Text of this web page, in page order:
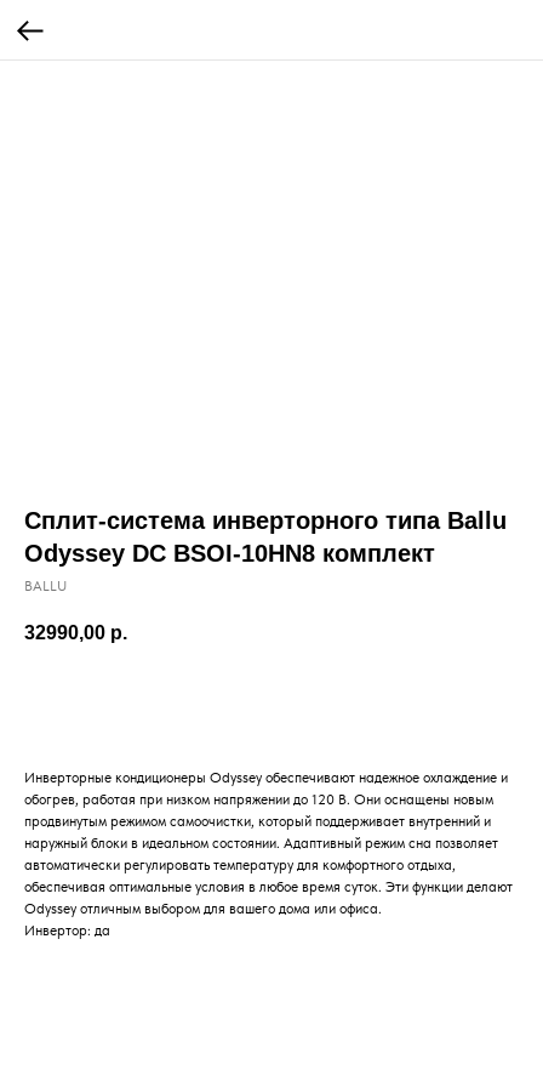
Сплит-система инверторного типа Ballu
Odyssey DC BSOI-10HN8 комплект
BALLU
32990,00 р.
Инверторные кондиционеры Odyssey обеспечивают надежное охлаждение и
обогрев, работая при низком напряжении до 120 В. Они оснащены новым
продвинутым режимом самоочистки, который поддерживает внутренний и
наружный блоки в идеальном состоянии. Адаптивный режим сна позволяет
автоматически регулировать температуру для комфортного отдыха,
обеспечивая оптимальные условия в любое время суток. Эти функции делают
Odyssey отличным выбором для вашего дома или офиса.
Инвертор: да